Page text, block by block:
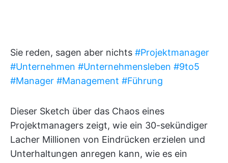
Sie reden, sagen aber nichts #Projektmanager
#Unternehmen #Unternehmensleben #9to5
#Manager #Management #Führung
Dieser Sketch über das Chaos eines
Projektmanagers zeigt, wie ein 30-sekündiger
Lacher Millionen von Eindrücken erzielen und
Unterhaltungen anregen kann, wie es ein